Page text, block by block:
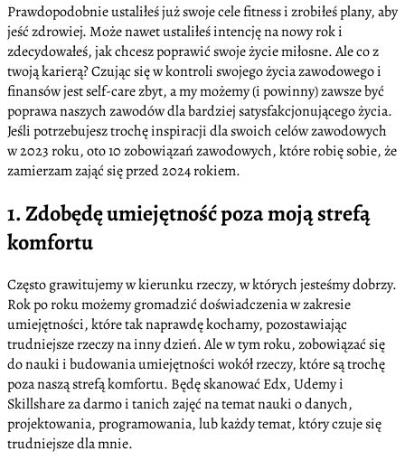
Prawdopodobnie ustaliłeś już swoje cele fitness i zrobiłeś plany, aby
jeść zdrowiej. Może nawet ustaliłeś intencję na nowy rok i
zdecydowałeś, jak chcesz poprawić swoje życie miłosne. Ale co z
twoją karierą? Czując się w kontroli swojego życia zawodowego i
finansów jest self-care zbyt, a my możemy (i powinny) zawsze być
poprawa naszych zawodów dla bardziej satysfakcjonującego życia.
Jeśli potrzebujesz trochę inspiracji dla swoich celów zawodowych
w 2023 roku, oto 10 zobowiązań zawodowych, które robię sobie, że
zamierzam zająć się przed 2024 rokiem.
1. Zdobędę umiejętność poza moją strefą
komfortu
Często grawitujemy w kierunku rzeczy, w których jesteśmy dobrzy.
Rok po roku możemy gromadzić doświadczenia w zakresie
umiejętności, które tak naprawdę kochamy, pozostawiając
trudniejsze rzeczy na inny dzień. Ale w tym roku, zobowiązać się
do nauki i budowania umiejętności wokół rzeczy, które są trochę
poza naszą strefą komfortu. Będę skanować Edx, Udemy i
Skillshare za darmo i tanich zajęć na temat nauki o danych,
projektowania, programowania, lub każdy temat, który czuje się
trudniejsze dla mnie.